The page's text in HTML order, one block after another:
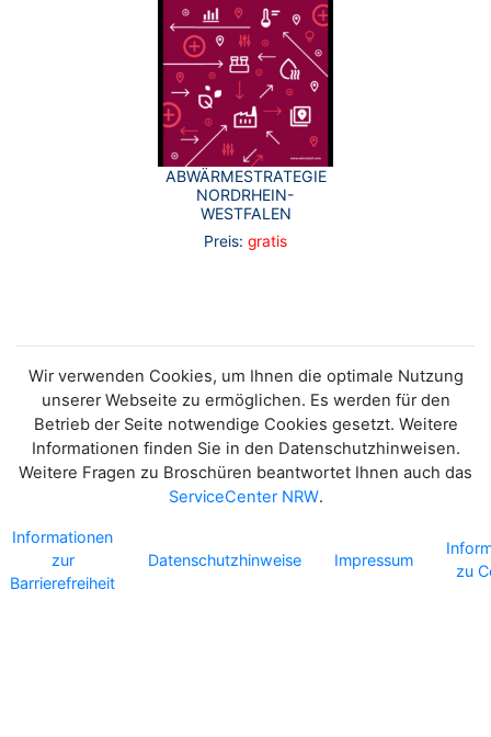
ABWÄRMESTRATEGIE
NORDRHEIN-
WESTFALEN
Preis: gratis
Wir verwenden Cookies, um Ihnen die optimale Nutzung
unserer Webseite zu ermöglichen. Es werden für den
Betrieb der Seite notwendige Cookies gesetzt. Weitere
Informationen finden Sie in den Datenschutzhinweisen.
Weitere Fragen zu Broschüren beantwortet Ihnen auch das
ServiceCenter NRW.
Informationen
zur
Barrierefreiheit
Datenschutzhinweise Impressum
zu